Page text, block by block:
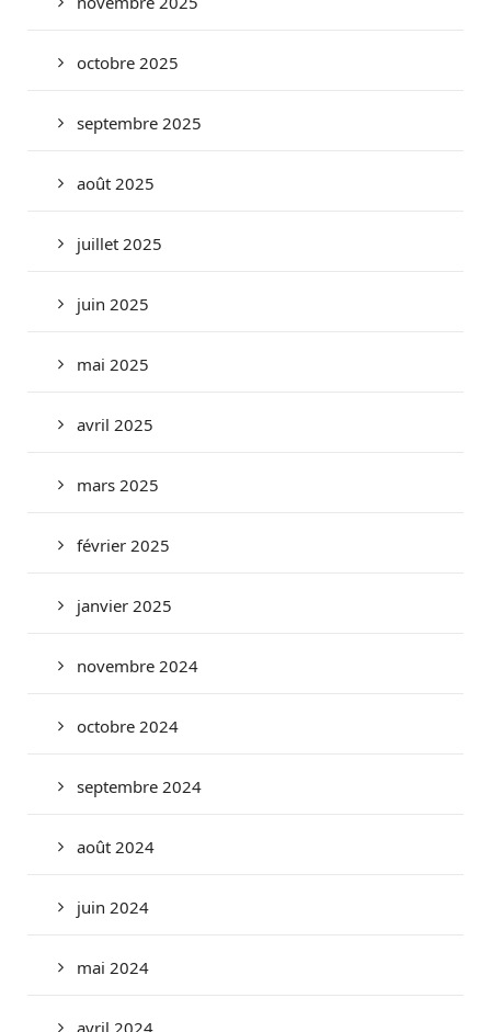
octobre 2025
septembre 2025
août 2025
juillet 2025
juin 2025
mai 2025
avril 2025
mars 2025
février 2025
janvier 2025
novembre 2024
octobre 2024
septembre 2024
août 2024
juin 2024
mai 2024
avril 2024